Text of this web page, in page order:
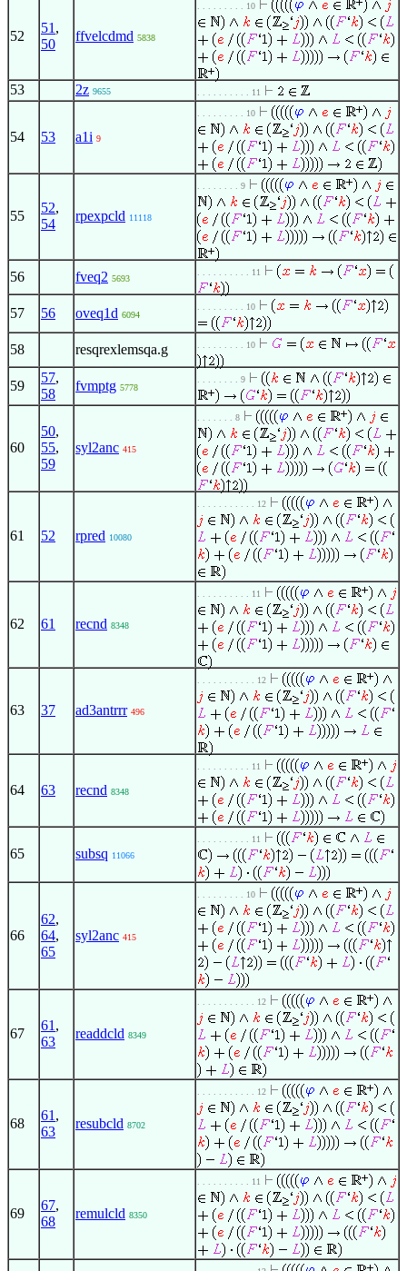
52
51 ,
50
ffvelcdmd 5838
. . . . . . . . . 10
53 2z 9655 . . . . . . . . . . 11
54 53 a1i 9
. . . . . . . . . 10
55
52,
54
rpexpcld 11118
. . . . . . . . 9
56 fveq2 5693
. . . . . . . . . . 11
57 56 oveq1d 6094
. . . . . . . . . 10
58 resqrexlemsqa.g . . . . . . . . . 10
59
57,
58
fvmptg 5778
. . . . . . . . 9
60
50,
55,
59
syl2anc 415
. . . . . . . 8
61 52 rpred 10080
. . . . . . . . . . . 12
62 61 recnd 8348
. . . . . . . . . . 11
63 37 ad3antrrr 496
. . . . . . . . . . . 12
64 63 recnd 8348
. . . . . . . . . . 11
65 subsq 11066
. . . . . . . . . . 11
66
62,
64,
65
syl2anc 415
. . . . . . . . . 10
67
61 ,
63
readdcld 8349
. . . . . . . . . . . 12
68
61 ,
63
resubcld 8702
. . . . . . . . . . . 12
69
67,
68
remulcld 8350
. . . . . . . . . . 11